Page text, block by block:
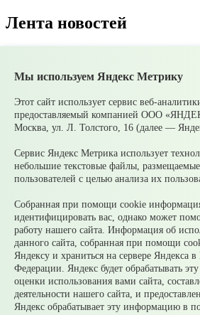
Лента новостей
07 августаВ Среднеуральске
07 августаОжидаются сильные
05 августаСупруги могут
налоговые вычеты за обучение и
контролировать счета и избежать
взыскания
05 августаРассчитать налог по
05 августаГроза приближается:
своих близких?
Мы используем Яндекс Метрику
Этот сайт использует сервис веб-
предоставляемый компанией ООО
Москва, ул. Л. Толстого, 16 (далее —
Сервис Яндекс Метрика использует
небольшие текстовые файлы,
пользователей с целью анализа их
Собранная при помощи cookie
идентифицировать вас, однако может
работу нашего сайта. Информация об
данного сайта, собранная при помощи
Яндексу и храниться на сервере Яндекса
Федерации. Яндекс будет обрабатывать
оценки использования вами сайта,
деятельности нашего сайта, и
Яндекс обрабатывает эту информацию в
© 2026 Официальный сайт
Среднеуральск Свердловской области
Карта сайта Архив
Ваше сообщение отправлено